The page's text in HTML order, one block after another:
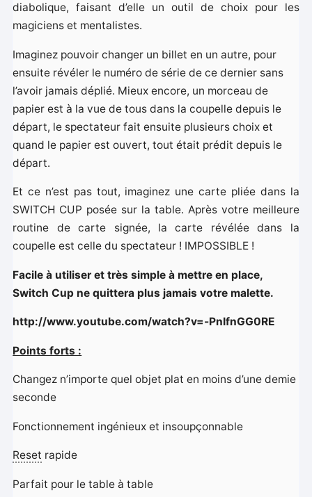
diabolique, faisant d’elle un outil de choix pour les
magiciens et mentalistes.
Imaginez pouvoir changer un billet en un autre, pour
ensuite révéler le numéro de série de ce dernier sans
l’avoir jamais déplié. Mieux encore, un morceau de
papier est à la vue de tous dans la coupelle depuis le
départ, le spectateur fait ensuite plusieurs choix et
quand le papier est ouvert, tout était prédit depuis le
départ.
Et ce n’est pas tout, imaginez une carte pliée dans la
SWITCH CUP posée sur la table. Après votre meilleure
routine de carte signée, la carte révélée dans la
coupelle est celle du spectateur ! IMPOSSIBLE !
Facile à utiliser et très simple à mettre en place,
Switch Cup ne quittera plus jamais votre malette.
http://www.youtube.com/watch?v=-PnIfnGG0RE
Points forts :
Changez n’importe quel objet plat en moins d’une demie
seconde
Fonctionnement ingénieux et insoupçonnable
Reset rapide
Parfait pour le table à table